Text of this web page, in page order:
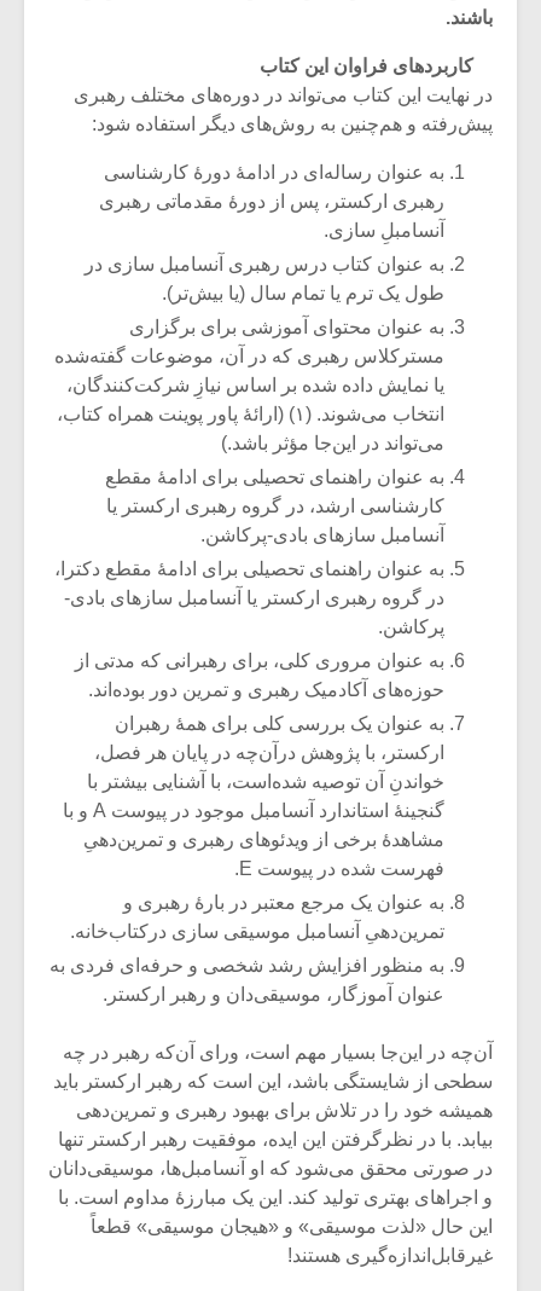
باشند.
کاربردهای فراوان این کتاب
در نهایت این کتاب می‌تواند در دوره‌های مختلف رهبری
پیش‌رفته و هم‌چنین به روش‌های دیگر استفاده شود:
به عنوان رساله‌ای در ادامۀ دورۀ کارشناسی
رهبری ارکستر، پس از دورۀ مقدماتی رهبری
آنسامبلِ سازی.
به عنوان کتاب درس رهبری آنسامبل سازی در
طول یک ترم یا تمام سال (یا بیش‌تر).
به عنوان محتوای آموزشی برای برگزاری
مسترکلاس‌ رهبری که در آن، موضوعات گفته‌شده
یا نمایش داده شده‌ بر اساس نیازِ شرکت‌کنندگان،
انتخاب می‌شوند. (۱) (ارائۀ پاور پوینت همراه کتاب،
می‌تواند در این‌جا مؤثر باشد.)
به عنوان راهنمای تحصیلی برای ادامۀ مقطع
کارشناسی ارشد، در گروه رهبری ارکستر یا
آنسامبل سازهای بادی-پرکاشن.
به عنوان راهنمای تحصیلی برای ادامۀ مقطع دکترا،
در گروه رهبری ارکستر یا آنسامبل سازهای بادی-
پرکاشن.
به عنوان مروری کلی، برای رهبرانی که مدتی از
حوزه‌های آکادمیک رهبری و تمرین دور بوده‌اند.
به عنوان یک بررسی کلی برای همۀ رهبران
ارکستر، با پژوهش درآن‌چه در پایان هر فصل،
خواندنِ آن توصیه شده‌است، با آشنایی بیشتر با
گنجینۀ استاندارد آنسامبل موجود در پیوست A و با
مشاهدۀ برخی از ویدئوهای رهبری و تمرین‌دهیِ
فهرست شده در پیوست E.
به عنوان یک مرجع معتبر در بارۀ رهبری و
تمرین‌دهیِ آنسامبل موسیقی سازی درکتاب‌خانه.
به منظور افزایش رشد شخصی و حرفه‌ای فردی به
عنوان آموزگار، موسیقی‌دان و رهبر ارکستر.
آن‌چه در این‌جا بسیار مهم است، ورای آن‌که رهبر در چه
سطحی از شایستگی باشد، این است که رهبر ارکستر باید
همیشه خود را در تلاش برای بهبود رهبری و تمرین‌دهی
بیابد. با در نظرگرفتن این ایده، موفقیت رهبر ارکستر تنها
در صورتی محقق می‌شود که او آنسامبل‌ها، موسیقی‌دانان
و اجراهای بهتری تولید کند. این یک مبارزۀ مداوم است. با
این حال «لذت موسیقی» و «هیجان موسیقی» قطعاً
غیرقابل‌اندازه‌گیری هستند!
میکلوش روژا
یادداشتی بر موسیقی
شیش و نیم»
اگر نمی توانی
مشهورترین باشی،
بدنام ترین باش
دوره